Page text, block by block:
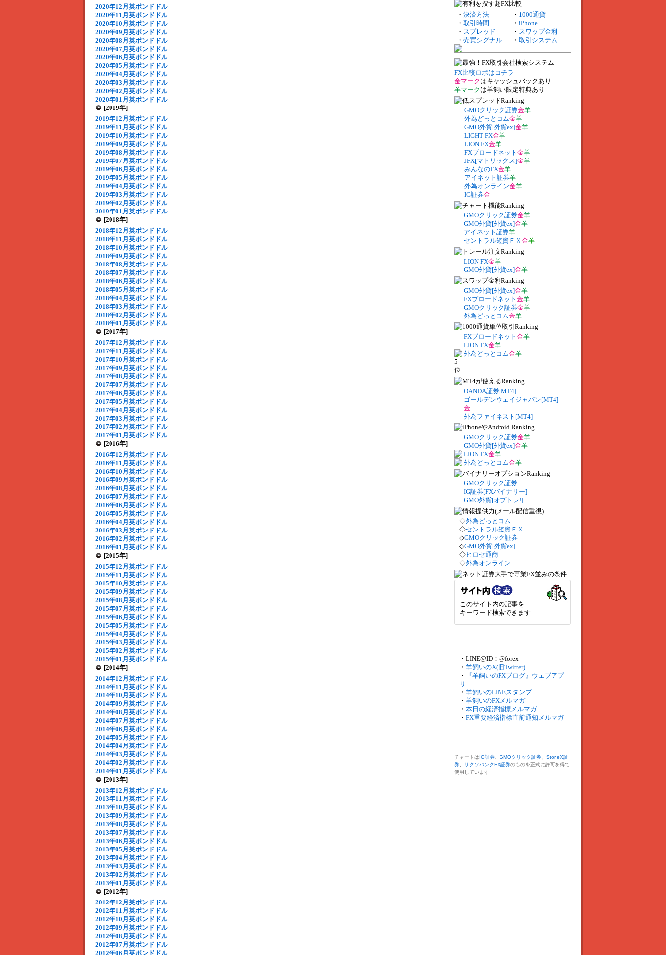
2020年12月英ポンドドル
2020年11月英ポンドドル
2020年10月英ポンドドル
2020年09月英ポンドドル
2020年08月英ポンドドル
2020年07月英ポンドドル
2020年06月英ポンドドル
2020年05月英ポンドドル
2020年04月英ポンドドル
2020年03月英ポンドドル
2020年02月英ポンドドル
2020年01月英ポンドドル
[2019年]
2019年12月英ポンドドル
2019年11月英ポンドドル
2019年10月英ポンドドル
2019年09月英ポンドドル
2019年08月英ポンドドル
2019年07月英ポンドドル
2019年06月英ポンドドル
2019年05月英ポンドドル
2019年04月英ポンドドル
2019年03月英ポンドドル
2019年02月英ポンドドル
2019年01月英ポンドドル
[2018年]
2018年12月英ポンドドル
2018年11月英ポンドドル
2018年10月英ポンドドル
2018年09月英ポンドドル
2018年08月英ポンドドル
2018年07月英ポンドドル
2018年06月英ポンドドル
2018年05月英ポンドドル
2018年04月英ポンドドル
2018年03月英ポンドドル
2018年02月英ポンドドル
2018年01月英ポンドドル
[2017年]
2017年12月英ポンドドル
2017年11月英ポンドドル
2017年10月英ポンドドル
2017年09月英ポンドドル
2017年08月英ポンドドル
2017年07月英ポンドドル
2017年06月英ポンドドル
2017年05月英ポンドドル
2017年04月英ポンドドル
2017年03月英ポンドドル
2017年02月英ポンドドル
2017年01月英ポンドドル
[2016年]
2016年12月英ポンドドル
2016年11月英ポンドドル
2016年10月英ポンドドル
2016年09月英ポンドドル
2016年08月英ポンドドル
2016年07月英ポンドドル
2016年06月英ポンドドル
2016年05月英ポンドドル
2016年04月英ポンドドル
2016年03月英ポンドドル
2016年02月英ポンドドル
2016年01月英ポンドドル
[2015年]
2015年12月英ポンドドル
2015年11月英ポンドドル
2015年10月英ポンドドル
2015年09月英ポンドドル
2015年08月英ポンドドル
2015年07月英ポンドドル
2015年06月英ポンドドル
2015年05月英ポンドドル
2015年04月英ポンドドル
2015年03月英ポンドドル
2015年02月英ポンドドル
2015年01月英ポンドドル
[2014年]
2014年12月英ポンドドル
2014年11月英ポンドドル
2014年10月英ポンドドル
2014年09月英ポンドドル
2014年08月英ポンドドル
2014年07月英ポンドドル
2014年06月英ポンドドル
2014年05月英ポンドドル
2014年04月英ポンドドル
2014年03月英ポンドドル
2014年02月英ポンドドル
2014年01月英ポンドドル
[2013年]
2013年12月英ポンドドル
2013年11月英ポンドドル
2013年10月英ポンドドル
2013年09月英ポンドドル
2013年08月英ポンドドル
2013年07月英ポンドドル
2013年06月英ポンドドル
2013年05月英ポンドドル
2013年04月英ポンドドル
2013年03月英ポンドドル
2013年02月英ポンドドル
2013年01月英ポンドドル
[2012年]
2012年12月英ポンドドル
2012年11月英ポンドドル
2012年10月英ポンドドル
2012年09月英ポンドドル
2012年08月英ポンドドル
2012年07月英ポンドドル
2012年06月英ポンドドル
・ 決済方法 ・ 1000通貨
・ 取引時間 ・ iPhone
・ スプレッド ・ スワップ金利
・ 売買シグナル ・ 取引システム
FX比較ロボはコチラ
金マーク はキャッシュバックあり
羊マーク は羊飼い限定特典あり
GMOクリック証券金羊
外為どっとコム金羊
GMO外貨[外貨ex]金羊
LIGHT FX金羊
LION FX金羊
FXブロードネット 金羊
JFX[マトリックス]金羊
みんなのFX金羊
アイネット証券羊
外為オンライン金羊
IG証券金
GMOクリック証券金羊
GMO外貨[外貨ex]金羊
アイネット証券羊
セントラル短資ＦＸ 金羊
LION FX金羊
GMO外貨[外貨ex]金羊
GMO外貨[外貨ex]金羊
FXブロードネット 金羊
GMOクリック証券金羊
外為どっとコム金羊
FXブロードネット 金羊
LION FX金羊
外為どっとコム金羊
OANDA証券[MT4]
ゴールデンウェイジャパン[MT4]
金
外為ファイネスト[MT4]
GMOクリック証券金羊
GMO外貨[外貨ex]金羊
LION FX金羊
外為どっとコム金羊
GMOクリック証券
IG証券[FXバイナリー]
GMO外貨[オプトレ!]
◇外為どっとコム
◇セントラル短資ＦＸ
◇GMOクリック証券
◇GMO外貨[外貨ex]
◇ヒロセ通商
◇外為オンライン
このサイト内の記事を
キーワード検索できます
・LINE@ID：@forex
・ 羊飼いのX(旧Twitter)
・
『羊飼いのFXブログ』ウェブアプ
リ
・ 羊飼いのLINEスタンプ
・ 羊飼いのFXメルマガ
・ 本日の経済指標メルマガ
・ FX重要経済指標直前通知メルマガ
チャートはIG証券 GMOクリック証券
StoneX証
券
サクソバンクFX証券のものを正式に許可を得て
使用しています